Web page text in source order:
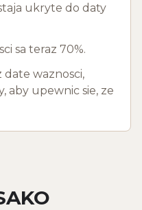
ukryte do daty
sa teraz 70%.
date waznosci,
aby upewnic sie, ze